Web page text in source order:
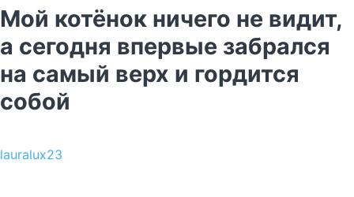
Мой котёнок ничего не видит,
а сегодня впервые забрался
на самый верх и гордится
собой
lauralux23